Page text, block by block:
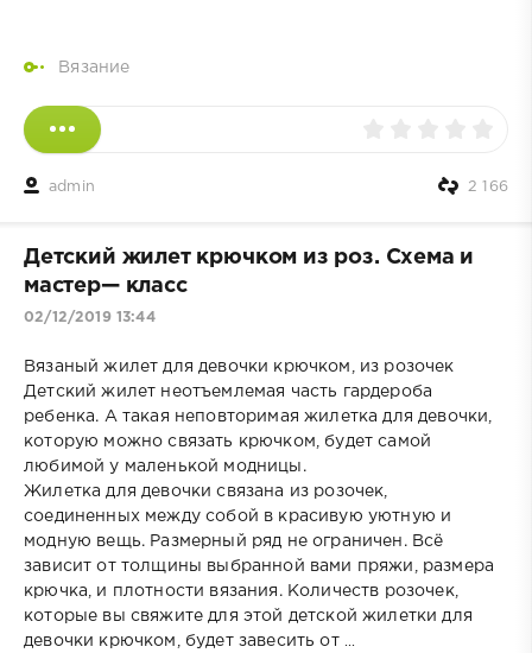
Вязание
admin 2 166
Детский жилет крючком из роз. Схема и
мастер— класс
02/12/2019 13:44
Вязаный жилет для девочки крючком, из розочек
Детский жилет неотъемлемая часть гардероба
ребенка. А такая неповторимая жилетка для девочки,
которую можно связать крючком, будет самой
любимой у маленькой модницы.
Жилетка для девочки связана из розочек,
соединенных между собой в красивую уютную и
модную вещь. Размерный ряд не ограничен. Всё
зависит от толщины выбранной вами пряжи, размера
крючка, и плотности вязания. Количеств розочек,
которые вы свяжите для этой детской жилетки для
девочки крючком, будет завесить от...